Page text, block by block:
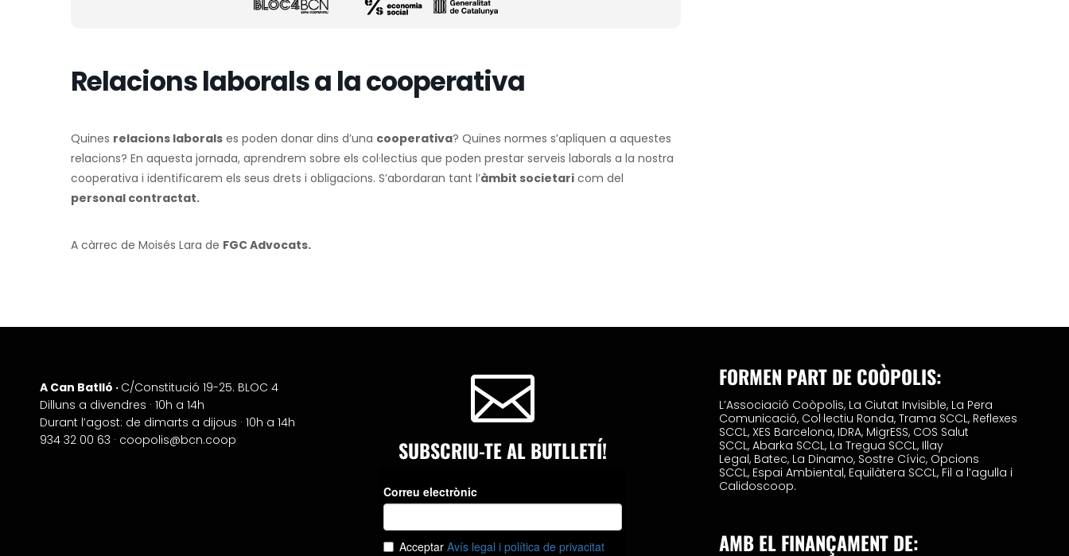
Relacions laborals a la cooperativa
Quines relacions laborals es poden donar dins d’una cooperativa? Quines normes s’apliquen a aquestes
relacions? En aquesta jornada, aprendrem sobre els col·lectius que poden prestar serveis laborals a la nostra
cooperativa i identificarem els seus drets i obligacions. S’abordaran tant l’àmbit societari com del
personal contractat.
A càrrec de Moisés Lara de FGC Advocats.
+
−
A Can Batlló · C/Constitució 19-25. BLOC 4
Dilluns a divendres · 10h a 14h
Durant l’agost: de dimarts a dijous · 10h a 14h
934 32 00 63 · coopolis@bcn.coop

SUBSCRIU-TE AL BUTLLETÍ!
FORMEN PART DE COÒPOLIS:
L’Associació Coòpolis, La Ciutat Invisible, La Pera
Comunicació, Col·lectiu Ronda,Trama SCCL, Reflexes
SCCL,XES Barcelona, IDRA, MigrESS, COS Salut
SCCL,Abarka SCCL, La Tregua SCCL, Illay
Legal, Batec, La Dinamo, Sostre Cívic, Opcions
SCCL, Espai Ambiental, Equilàtera SCCL, Fil a l’agulla i
Calidoscoop.
AMB EL FINANÇAMENT DE: